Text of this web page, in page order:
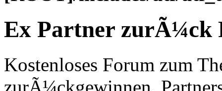
Ex Partner zurÃ¼ck
Kostenloses Forum zum
zurÃ¼ckgewinnen,